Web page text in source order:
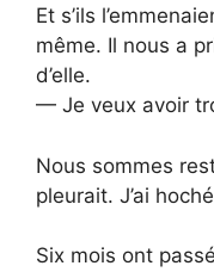
Et s’ils
même. Il nous a
d’elle.
— Je veux avoir
Nous sommes
pleurait. J’ai
Six mois ont